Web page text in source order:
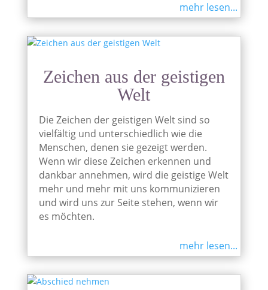
mehr lesen...
Zeichen aus der geistigen
Welt
Die Zeichen der geistigen Welt sind so
vielfältig und unterschiedlich wie die
Menschen, denen sie gezeigt werden.
Wenn wir diese Zeichen erkennen und
dankbar annehmen, wird die geistige Welt
mehr und mehr mit uns kommunizieren
und wird uns zur Seite stehen, wenn wir
es möchten.
mehr lesen...